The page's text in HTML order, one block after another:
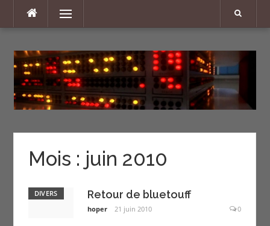
Menu
Mois : juin 2010
DIVERS Retour de bluetouff
hoper 21 juin 2010 0